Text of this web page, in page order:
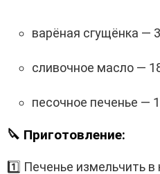
варёная сгущёнка —
сливочное масло —
песочное печенье —
🔪 Приготовление:
1️⃣ Печенье измельчить в